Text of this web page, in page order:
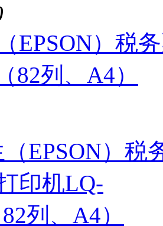
EPSON）税
82列、A4）